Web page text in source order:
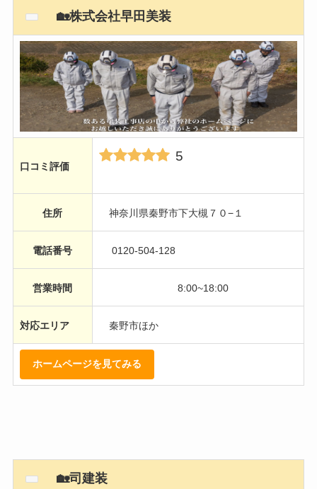
🏡株式会社早田美装
口コミ評価
5
住所 神奈川県秦野市下大槻７０−１
電話番号 0120-504-128
営業時間 8:00~18:00
対応エリア 秦野市ほか
ホームページを見てみる
🏡司建装